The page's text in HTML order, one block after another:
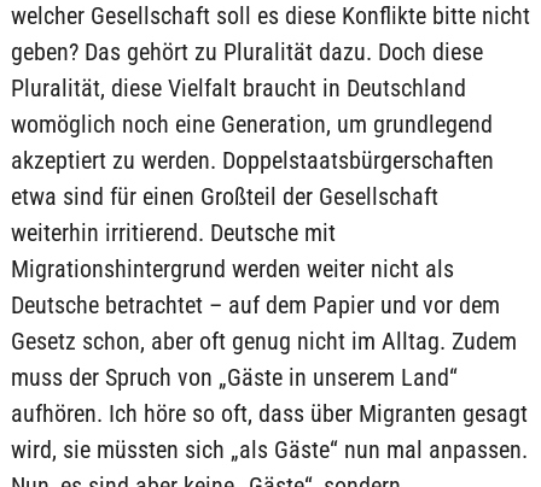
welcher Gesellschaft soll es diese Konflikte bitte nicht
geben? Das gehört zu Pluralität dazu. Doch diese
Pluralität, diese Vielfalt braucht in Deutschland
womöglich noch eine Generation, um grundlegend
akzeptiert zu werden. Doppelstaatsbürgerschaften
etwa sind für einen Großteil der Gesellschaft
weiterhin irritierend. Deutsche mit
Migrationshintergrund werden weiter nicht als
Deutsche betrachtet – auf dem Papier und vor dem
Gesetz schon, aber oft genug nicht im Alltag. Zudem
muss der Spruch von „Gäste in unserem Land“
aufhören. Ich höre so oft, dass über Migranten gesagt
wird, sie müssten sich „als Gäste“ nun mal anpassen.